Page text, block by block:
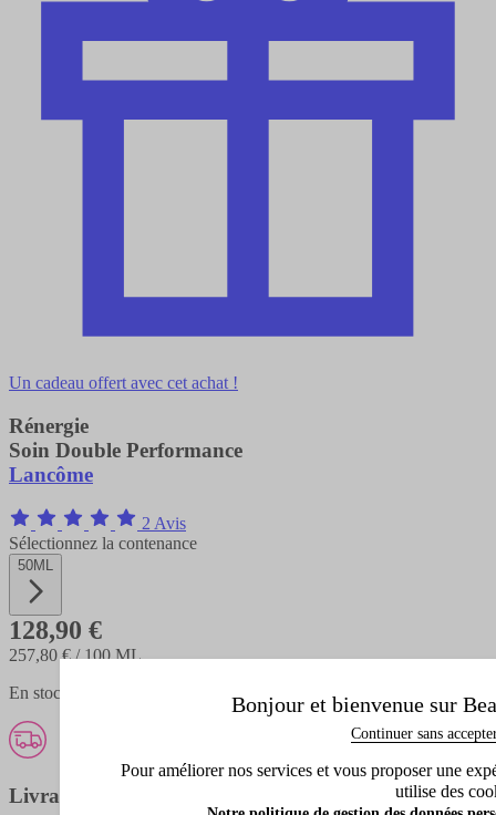
Un cadeau offert avec cet achat !
Rénergie
Soin Double Performance
Lancôme
2 Avis
Sélectionnez la contenance
50ML
128,90 €
257,80 €/ 100 ML
En stock - expédié en 1 à 3 jours
Livraison offerte
Bonjour et bienvenue sur
Continuer sans
Pour améliorer nos services et vous proposer une
utilise des